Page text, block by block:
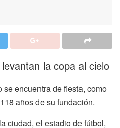
la copa al cielo
encuentra de fiesta, como
años de su fundación.
ciudad, el estadio de fútbol,